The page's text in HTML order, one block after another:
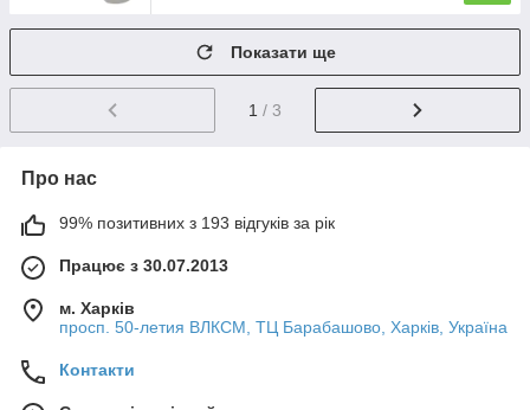
Показати ще
1 / 3
Про нас
99% позитивних з 193 відгуків за рік
Працює з 30.07.2013
м. Харків
просп. 50-летия ВЛКСМ, ТЦ Барабашово, Харків, Україна
Контакти